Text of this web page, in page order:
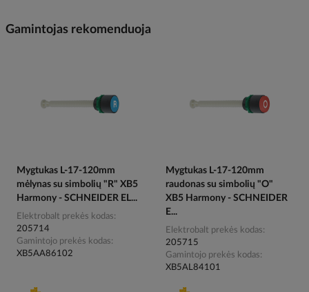
Gamintojas rekomenduoja
Mygtukas L-17-120mm
mėlynas su simbolių "R" XB5
Harmony - SCHNEIDER EL...
Elektrobalt prekės kodas
205714
Gamintojo prekės kodas
XB5AA86102
Mygtukas L-17-120mm
raudonas su simbolių "O"
XB5 Harmony - SCHNEIDER
E...
Elektrobalt prekės kodas
205715
Gamintojo prekės kodas
XB5AL84101